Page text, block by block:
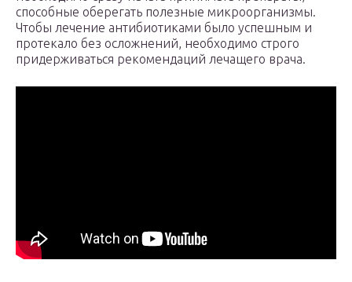
способные оберегать полезные микроорганизмы.
Чтобы лечение антибиотиками было успешным и
протекало без осложнений, необходимо строго
придерживаться рекомендаций лечащего врача.